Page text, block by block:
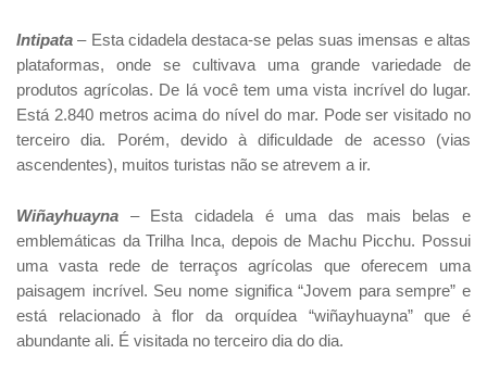
Intipata – Esta cidadela destaca-se pelas suas imensas e altas
plataformas, onde se cultivava uma grande variedade de
produtos agrícolas. De lá você tem uma vista incrível do lugar.
Está 2.840 metros acima do nível do mar. Pode ser visitado no
terceiro dia. Porém, devido à dificuldade de acesso (vias
ascendentes), muitos turistas não se atrevem a ir.
Wiñayhuayna – Esta cidadela é uma das mais belas e
emblemáticas da Trilha Inca, depois de Machu Picchu. Possui
uma vasta rede de terraços agrícolas que oferecem uma
paisagem incrível. Seu nome significa “Jovem para sempre” e
está relacionado à flor da orquídea “wiñayhuayna” que é
abundante ali. É visitada no terceiro dia do dia.